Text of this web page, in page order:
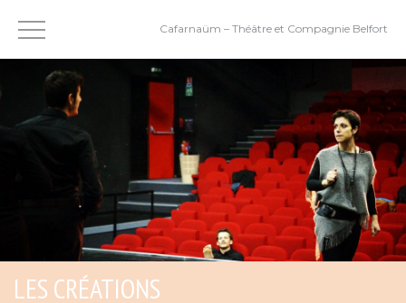
LES CRÉATIONS
Cafarnaüm – Théâtre et Compagnie Belfort